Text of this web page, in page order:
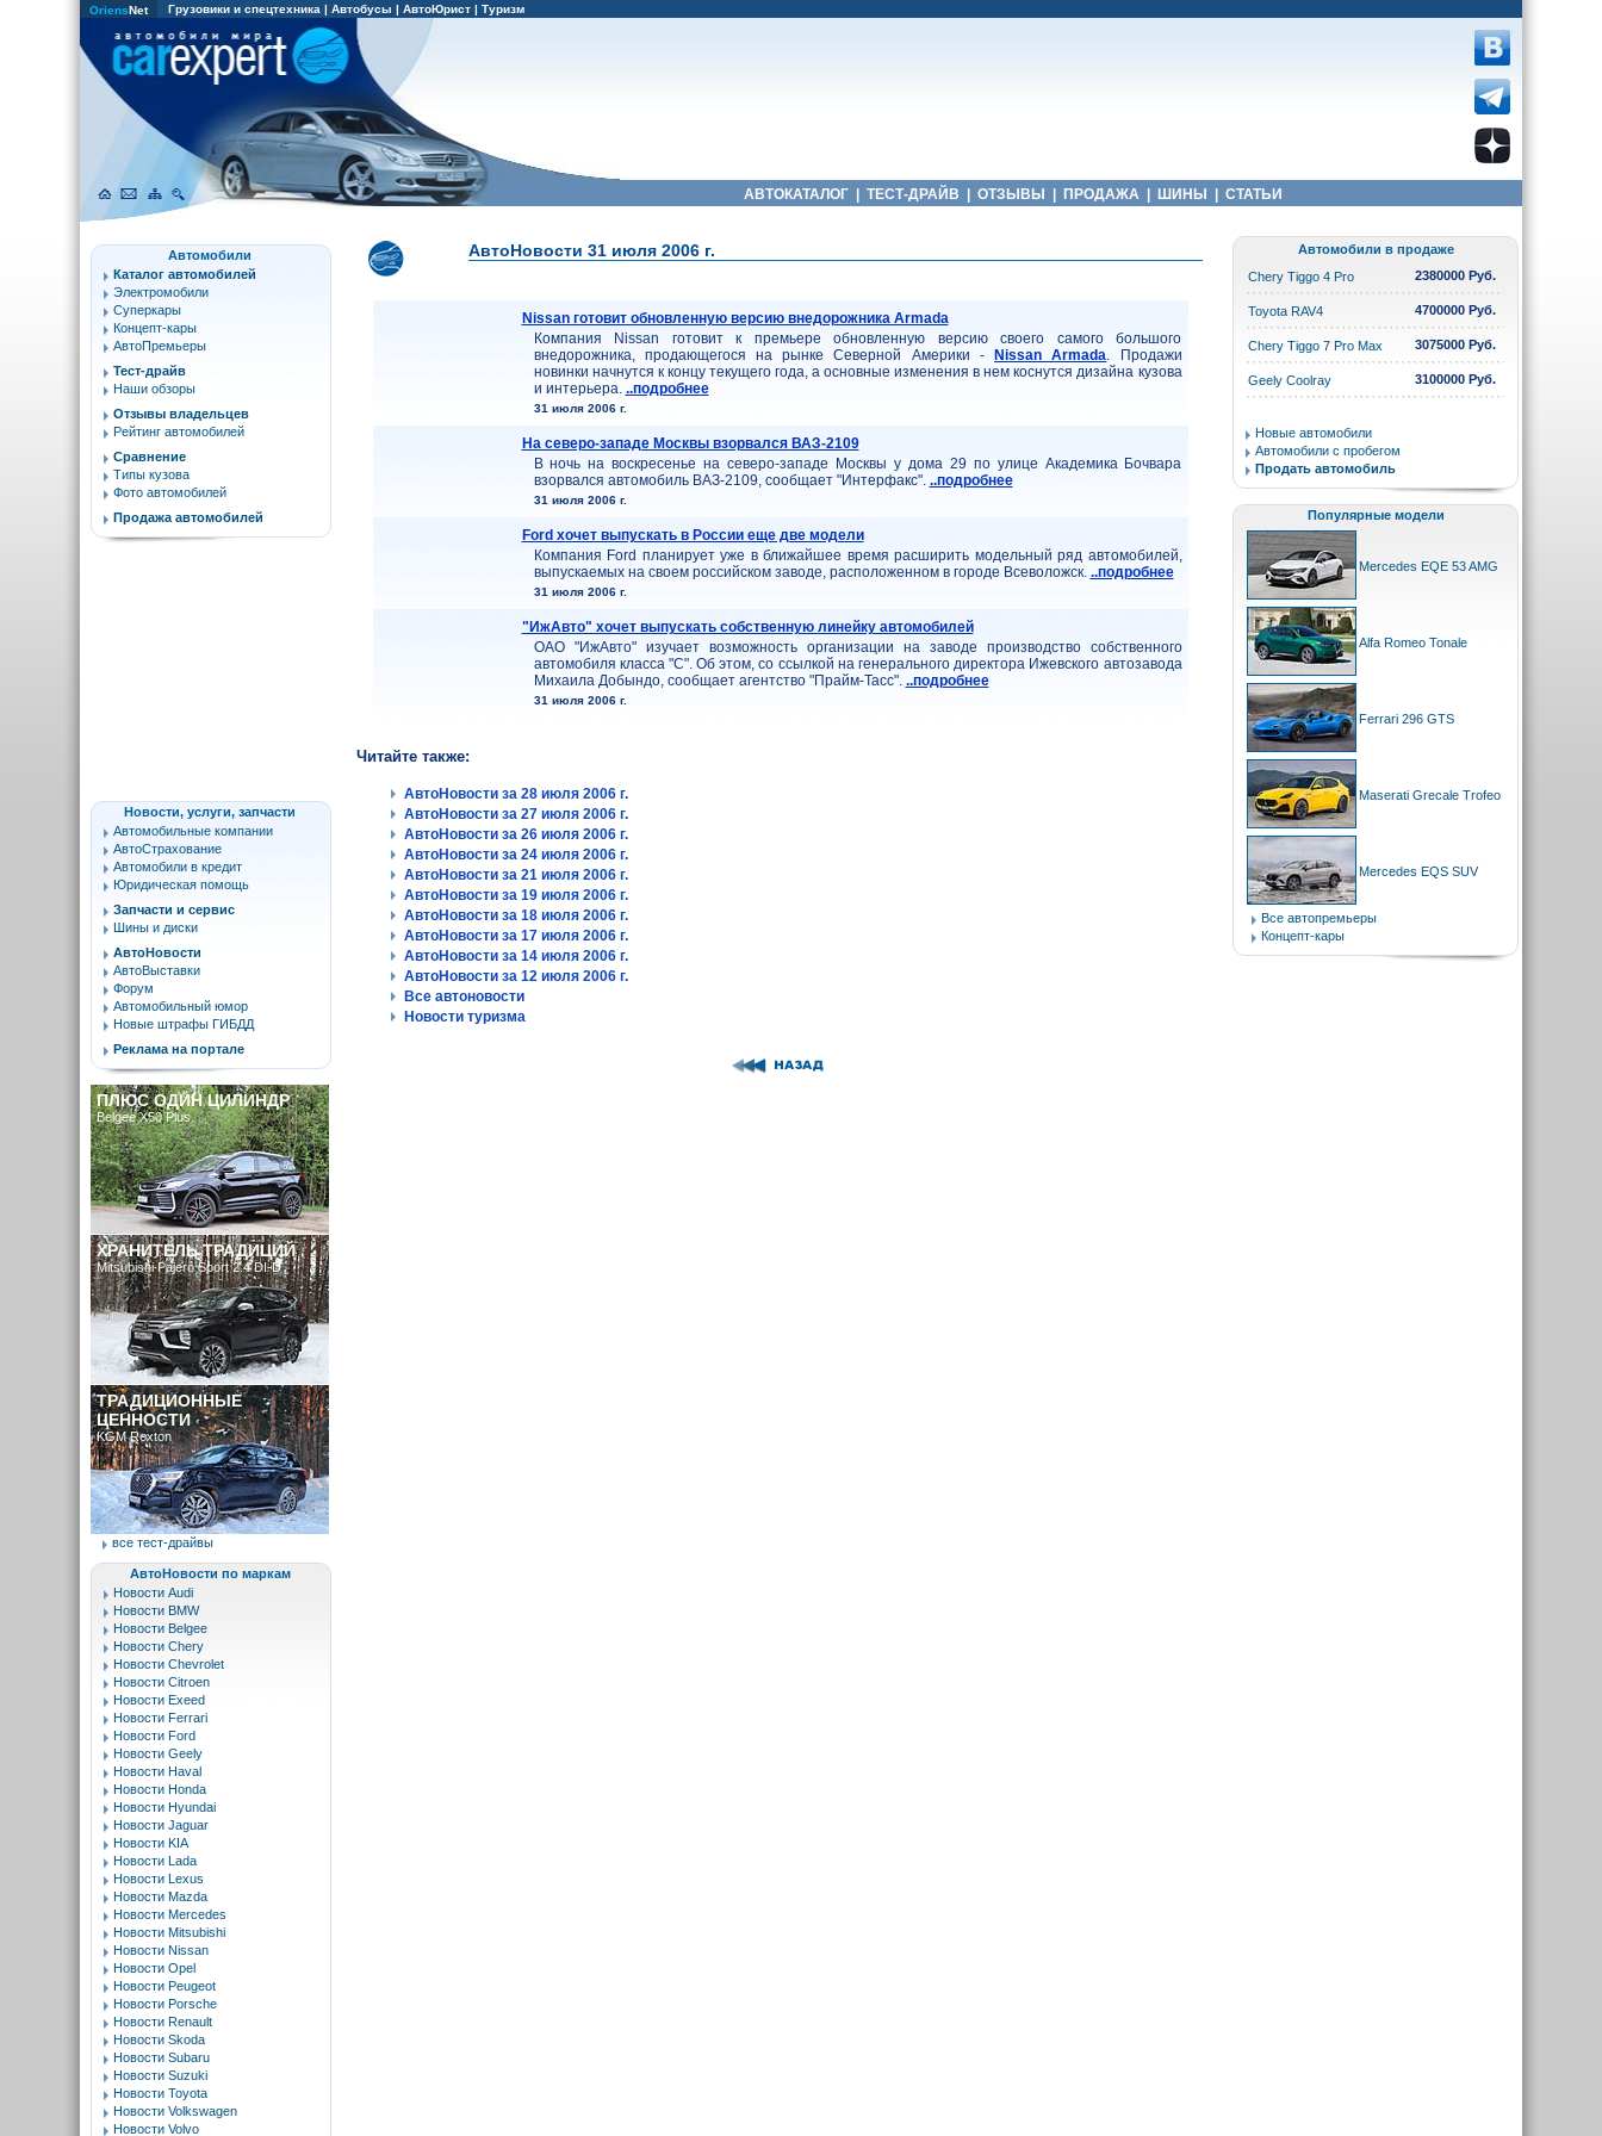
OriensNet Грузовики и спецтехника | Автобусы | АвтоЮрист | Туризм
АВТОКАТАЛОГ ТЕСТ-ДРАЙВ ОТЗЫВЫ ПРОДАЖА ШИНЫ СТАТЬИ
АвтоНовости 31 июля 2006 г.
Nissan готовит обновленную версию внедорожника Armada
Компания Nissan готовит к премьере обновленную версию своего самого большого
внедорожника, продающегося на рынке Северной Америки -
Nissan Armada. Продажи
новинки начнутся к концу текущего года, а основные изменения в нем коснутся дизайна кузова
и интерьера. ..подробнее
31 июля 2006 г.
На северо-западе Москвы взорвался ВАЗ-2109
В ночь на воскресенье на северо-западе Москвы у дома 29 по улице Академика Бочвара
взорвался автомобиль ВАЗ-2109, сообщает "Интерфакс". ..подробнее
31 июля 2006 г.
Ford хочет выпускать в России еще две модели
Компания Ford планирует уже в ближайшее время расширить модельный ряд автомобилей,
выпускаемых на своем российском заводе, расположенном в городе Всеволожск. ..подробнее
31 июля 2006 г.
"ИжАвто" хочет выпускать собственную линейку автомобилей
ОАО "ИжАвто" изучает возможность организации на заводе производство собственного
автомобиля класса "С". Об этом, со ссылкой на генерального директора Ижевского автозавода
Михаила Добындо, сообщает агентство "Прайм-Тасс". ..подробнее
31 июля 2006 г.
Читайте также:
АвтоНовости за 28 июля 2006 г.
АвтоНовости за 27 июля 2006 г.
АвтоНовости за 26 июля 2006 г.
АвтоНовости за 24 июля 2006 г.
АвтоНовости за 21 июля 2006 г.
АвтоНовости за 19 июля 2006 г.
АвтоНовости за 18 июля 2006 г.
АвтоНовости за 17 июля 2006 г.
АвтоНовости за 14 июля 2006 г.
АвтоНовости за 12 июля 2006 г.
Все автоновости
Новости туризма
Автомобили
Каталог автомобилей
Электромобили
Суперкары
Концепт-кары
АвтоПремьеры
Тест-драйв
Наши обзоры
Отзывы владельцев
Рейтинг автомобилей
Сравнение
Типы кузова
Фото автомобилей
Продажа автомобилей
Новости, услуги, запчасти
Автомобильные компании
АвтоСтрахование
Автомобили в кредит
Юридическая помощь
Запчасти и сервис
Шины и диски
АвтоНовости
АвтоВыставки
Форум
Автомобильный юмор
Новые штрафы ГИБДД
Реклама на портале
ПЛЮС ОДИН ЦИЛИНДР
Belgee X50 Plus
ХРАНИТЕЛЬ ТРАДИЦИЙ
Mitsubishi Pajero Sport 2.4 DI-D
ТРАДИЦИОННЫЕ
ЦЕННОСТИ
KGM Rexton
все тест-драйвы
АвтоНовости по маркам
Новости Audi
Новости BMW
Новости Belgee
Новости Chery
Новости Chevrolet
Новости Citroen
Новости Exeed
Новости Ferrari
Новости Ford
Новости Geely
Новости Haval
Новости Honda
Новости Hyundai
Новости Jaguar
Новости KIA
Новости Lada
Новости Lexus
Новости Mazda
Новости Mercedes
Новости Mitsubishi
Новости Nissan
Новости Opel
Новости Peugeot
Новости Porsche
Новости Renault
Новости Skoda
Новости Subaru
Новости Suzuki
Новости Toyota
Новости Volkswagen
Новости Volvo
Автомобили в продаже
Chery Tiggo 4 Pro
2380000 Руб.
Toyota RAV4 4700000 Руб.
Chery Tiggo 7 Pro Max 3075000 Руб.
Geely Coolray 3100000 Руб.
Новые автомобили
Автомобили с пробегом
Продать автомобиль
Популярные модели
Mercedes EQE 53 AMG
Alfa Romeo Tonale
Ferrari 296 GTS
Maserati Grecale Trofeo
Mercedes EQS SUV
Все автопремьеры
Концепт-кары